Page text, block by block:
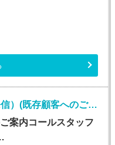
コールセンター・テレオペ（発信）(既存顧客へのご案内コールスタッフ（オープニングスタッフ）)
案内コールスタッフ